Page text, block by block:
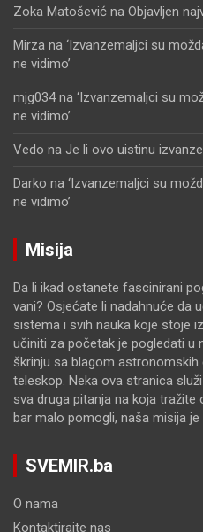
Zoka Matošević na Objavljen
Mirza na ‘Izvanzemaljci su
ne vidimo’
mjg034na ‘Izvanzemaljci su
ne vidimo’
Vedo na Je li ovo uistinu
Darko na ‘Izvanzemaljci su
ne vidimo’
Misija
Da li ikad ostanete fascinirani
vani? Osjećate li nadahnuće da
sistema i svih nauka koje stoje
učiniti za početak je pogledati u
škrinju sa blagom astronomskih
teleskop. Neka ova stranica
sva druga pitanja na koja
bar malo pomogli, naša misija je
SVEMIR.ba
O nama
Kontaktirajte nas